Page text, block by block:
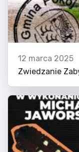
12 marca 2025